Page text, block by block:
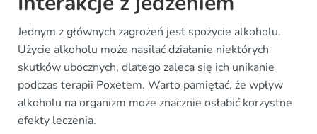
Jednym z głównych zagrożeń jest spożycie alkoholu.
Użycie alkoholu może nasilać działanie niektórych
skutków ubocznych, dlatego zaleca się ich unikanie
podczas terapii Poxetem. Warto pamiętać, że wpływ
alkoholu na organizm może znacznie osłabić korzystne
efekty leczenia.